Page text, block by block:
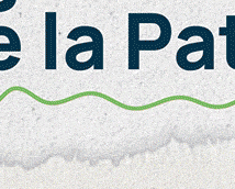
la red de
en toda